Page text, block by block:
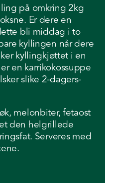
på omkring 2kg
Er dere en
bli middag i to
kyllingen når dere
kyllingkjøttet i en
en karrikokossuppe
slike 2-dagers-
melonbiter, fetaost
den helgrillede
Serveres med